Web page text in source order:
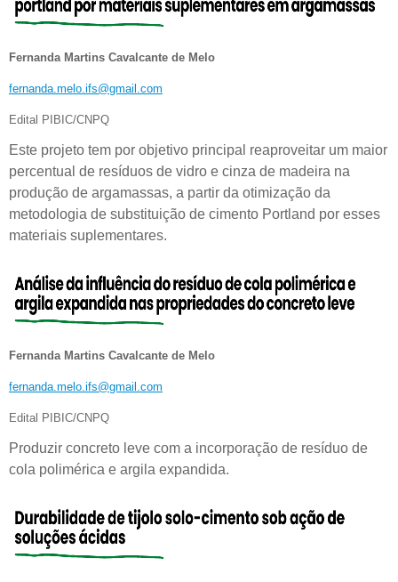
Fernanda Martins Cavalcante de Melo
fernanda.melo.ifs@gmail.com
Edital PIBIC/CNPQ
Este projeto tem por objetivo principal reaproveitar um maior
percentual de resíduos de vidro e cinza de madeira na
produção de argamassas, a partir da otimização da
metodologia de substituição de cimento Portland por esses
materiais suplementares.
Fernanda Martins Cavalcante de Melo
fernanda.melo.ifs@gmail.com
Edital PIBIC/CNPQ
Produzir concreto leve com a incorporação de resíduo de
cola polimérica e argila expandida.